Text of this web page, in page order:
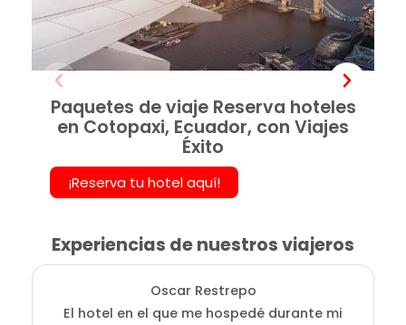
Paquetes de viaje Reserva hoteles
en Cotopaxi, Ecuador, con Viajes
Éxito
¡Reserva tu hotel aquí!
Experiencias de nuestros viajeros
Oscar Restrepo
El hotel en el que me hospedé durante mi